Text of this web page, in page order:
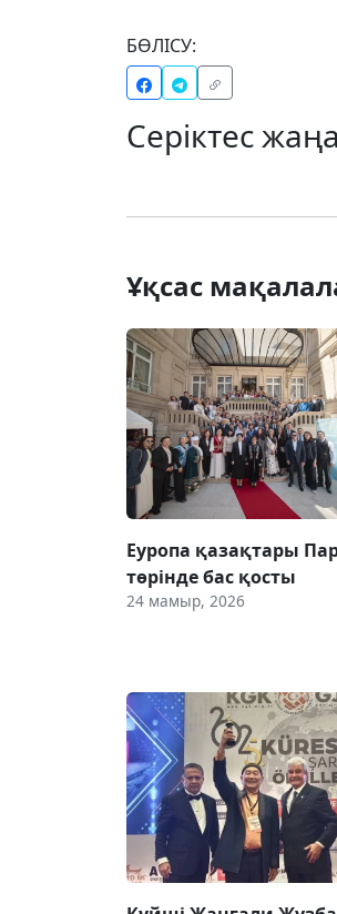
БӨЛІСУ:
Серіктес
Ұқсас
Еуропа қазақтары
төрінде бас қосты
24 мамыр, 2026